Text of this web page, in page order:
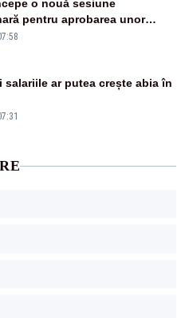
o nouă sesiune
pentru aprobarea unor
PNRR
salariile ar putea crește abia în